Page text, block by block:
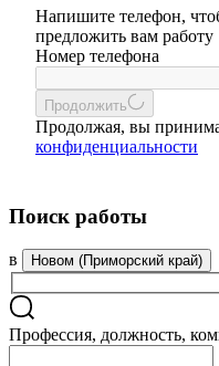
Напишите телефон,
предложить вам работу
Номер телефона
Продолжить
Продолжая, вы
конфиденциальности
Поиск работы
в Новом (Приморский край)
Профессия, должность,